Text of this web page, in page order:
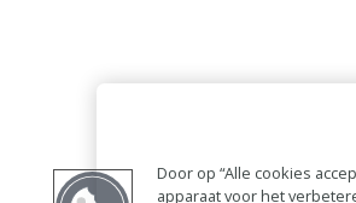
Door op “Alle cookies
apparaat voor het